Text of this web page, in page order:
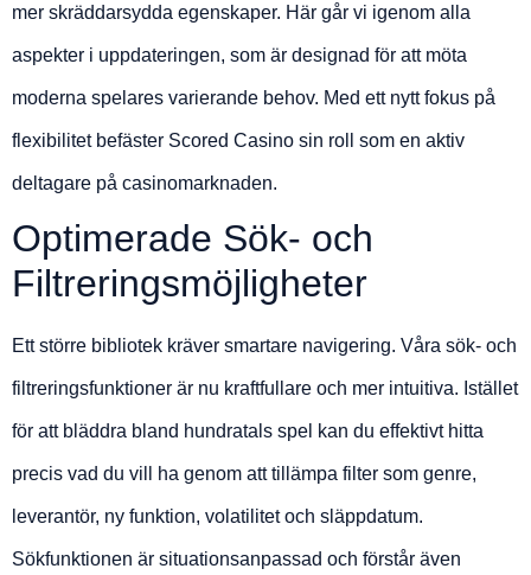
mer skräddarsydda egenskaper. Här går vi igenom alla
aspekter i uppdateringen, som är designad för att möta
moderna spelares varierande behov. Med ett nytt fokus på
flexibilitet befäster Scored Casino sin roll som en aktiv
deltagare på casinomarknaden.
Optimerade Sök- och
Filtreringsmöjligheter
Ett större bibliotek kräver smartare navigering. Våra sök- och
filtreringsfunktioner är nu kraftfullare och mer intuitiva. Istället
för att bläddra bland hundratals spel kan du effektivt hitta
precis vad du vill ha genom att tillämpa filter som genre,
leverantör, ny funktion, volatilitet och släppdatum.
Sökfunktionen är situationsanpassad och förstår även